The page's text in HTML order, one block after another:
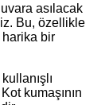
asılacak
Bu, özellikle
harika bir
kumaşının